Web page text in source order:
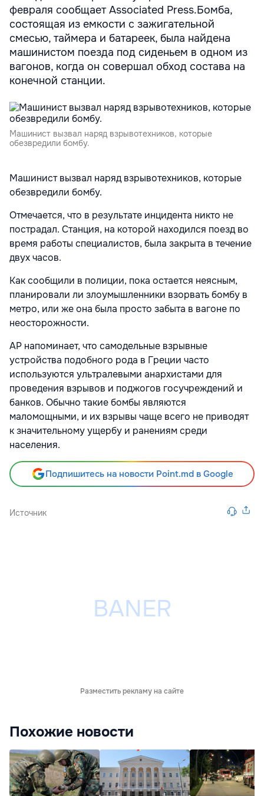
февраля сообщает Associated Press.Бомба,
состоящая из емкости с зажигательной
смесью, таймера и батареек, была найдена
машинистом поезда под сиденьем в одном из
вагонов, когда он совершал обход состава на
конечной станции.
Машинист вызвал наряд взрывотехников, которые
обезвредили бомбу.
Машинист вызвал наряд взрывотехников, которые
обезвредили бомбу.
Отмечается, что в результате инцидента никто не
пострадал. Станция, на которой находился поезд во
время работы специалистов, была закрыта в течение
двух часов.
Как сообщили в полиции, пока остается неясным,
планировали ли злоумышленники взорвать бомбу в
метро, или же она была просто забыта в вагоне по
неосторожности.
AP напоминает, что самодельные взрывные
устройства подобного рода в Греции часто
используются ультралевыми анархистами для
проведения взрывов и поджогов госучреждений и
банков. Обычно такие бомбы являются
маломощными, и их взрывы чаще всего не приводят
к значительному ущербу и ранениям среди
населения.
Подпишитесь на новости Point.md в Google
Источник
Разместить рекламу на сайте
Похожие новости